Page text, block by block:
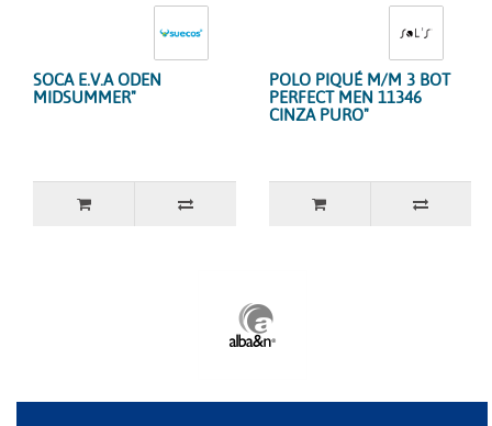
SOCA E.V.A ODEN
MIDSUMMER"
POLO PIQUÉ M/M 3 BOT
PERFECT MEN 11346
CINZA PURO"